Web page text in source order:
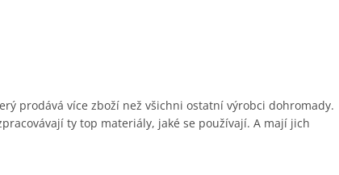
prodává více zboží než všichni ostatní výrobci dohromady.
ty top materiály, jaké se používají. A mají jich